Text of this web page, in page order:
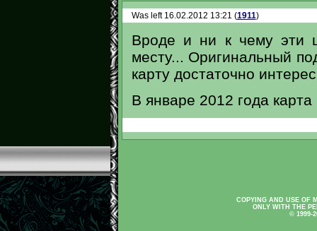
Was left 16.02.2012 13:21 (1911)
Вроде и ни к чему эти
месту... Оригинальный
карту достаточно
В январе 2012 года
COPYING AND USE OF
ONLY WITH THE
© 1999-